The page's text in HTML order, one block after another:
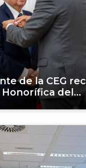
de la CEG
del...